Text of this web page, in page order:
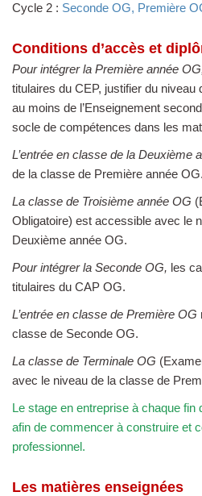
Cycle 2 : Seconde OG, Première
Conditions d’accès et
Pour intégrer la Première année
titulaires du CEP, justifier du
au moins de l’Enseignement
socle de compétences dans les
L’entrée en classe de la Deuxième
de la classe de Première année OG.
La classe de Troisième année OG
Obligatoire) est accessible avec le
Deuxième année OG.
Pour intégrer la Seconde OG, les
titulaires du CAP OG.
L’entrée en classe de Première OG
classe de Seconde OG.
La classe de Terminale OG
avec le niveau de la classe de
Le stage en entreprise à chaque
afin de commencer à construire et
professionnel.
Les matières enseignées